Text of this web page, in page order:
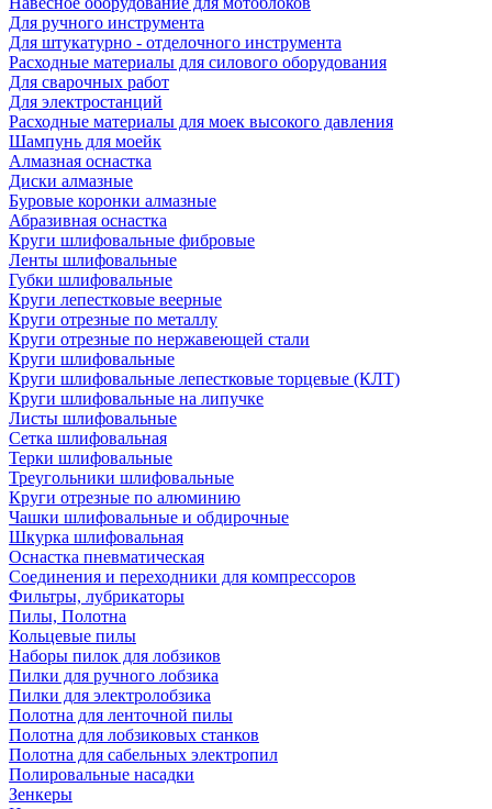
Для ручного инструмента
Для штукатурно - отделочного инструмента
Расходные материалы для силового оборудования
Для сварочных работ
Для электростанций
Расходные материалы для моек высокого давления
Шампунь для моейк
Алмазная оснастка
Диски алмазные
Буровые коронки алмазные
Абразивная оснастка
Круги шлифовальные фибровые
Ленты шлифовальные
Губки шлифовальные
Круги лепестковые веерные
Круги отрезные по металлу
Круги отрезные по нержавеющей стали
Круги шлифовальные
Круги шлифовальные лепестковые торцевые (КЛТ)
Круги шлифовальные на липучке
Листы шлифовальные
Сетка шлифовальная
Терки шлифовальные
Треугольники шлифовальные
Круги отрезные по алюминию
Чашки шлифовальные и обдирочные
Шкурка шлифовальная
Оснастка пневматическая
Соединения и переходники для компрессоров
Фильтры, лубрикаторы
Пилы, Полотна
Кольцевые пилы
Наборы пилок для лобзиков
Пилки для ручного лобзика
Пилки для электролобзика
Полотна для ленточной пилы
Полотна для лобзиковых станков
Полотна для сабельных электропил
Полировальные насадки
Зенкеры